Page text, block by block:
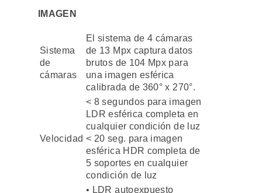
IMAGEN
Sistema
de
cámaras
El sistema de 4 cámaras
de 13 Mpx captura datos
brutos de 104 Mpx para
una imagen esférica
calibrada de 360° x 270°.
Velocidad
< 8 segundos para imagen
LDR esférica completa en
cualquier condición de luz
< 20 seg. para imagen
esférica HDR completa de
5 soportes en cualquier
condición de luz
• LDR autoexpuesto